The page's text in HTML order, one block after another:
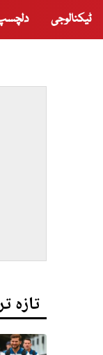
ٹیکنالوجی
تازہ